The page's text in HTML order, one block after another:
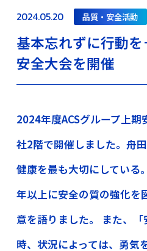
2024.05.20 品質・安全活動
基本忘れずに行動
安全大会を開催
2024年度ACSグループ上
社2階で開催しました。舟
健康を最も大切にしている
年以上に安全の質の強化を
意を語りました。 また、
時、状況によっては、勇気